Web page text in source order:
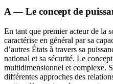
A — Le concept de
En tant que premier acteur de la
caractérise en général par sa
d’autres États à travers sa
national et sa sécurité. Le
multidimensionnel et complexe.
différentes approches des